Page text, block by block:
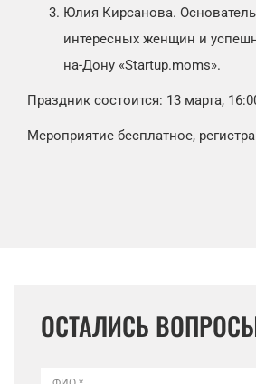
Юлия Кирсанова.
интересных женщин и
на-Дону «Startup.moms».
Праздник состоится: 13 марта,
Мероприятие бесплатное,
ОСТАЛИСЬ